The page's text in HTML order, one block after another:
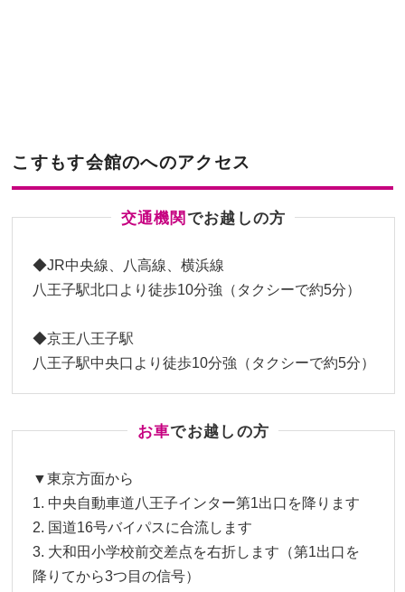
こすもす会館のへのアクセス
交通機関 でお越しの⽅
◆JR中央線、八高線、横浜線
八王子駅北口より徒歩10分強（タクシーで約5分）
◆京王八王子駅
八王子駅中央口より徒歩10分強（タクシーで約5分）
お⾞でお越しの⽅
▼東京方面から
1. 中央⾃動⾞道⼋王⼦インター第1出⼝を降ります
2. 国道16号バイパスに合流します
3. ⼤和⽥⼩学校前交差点を右折します（第1出⼝を
降りてから3つ⽬の信号）